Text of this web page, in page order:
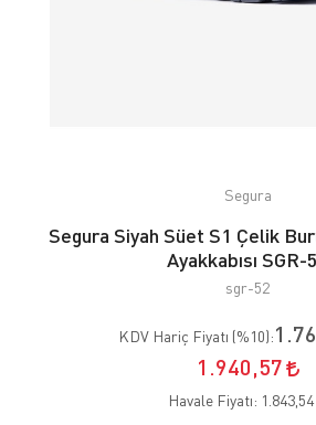
Segura
Segura Siyah Süet S1 Çelik
Ayakkabısı SGR-
sgr-52
KDV Hariç Fiyatı (%10):
1.940,57
Havale Fiyatı: 1.843,54